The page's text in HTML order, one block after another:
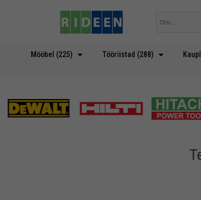
Mööbel (225) Tööriistad (288)